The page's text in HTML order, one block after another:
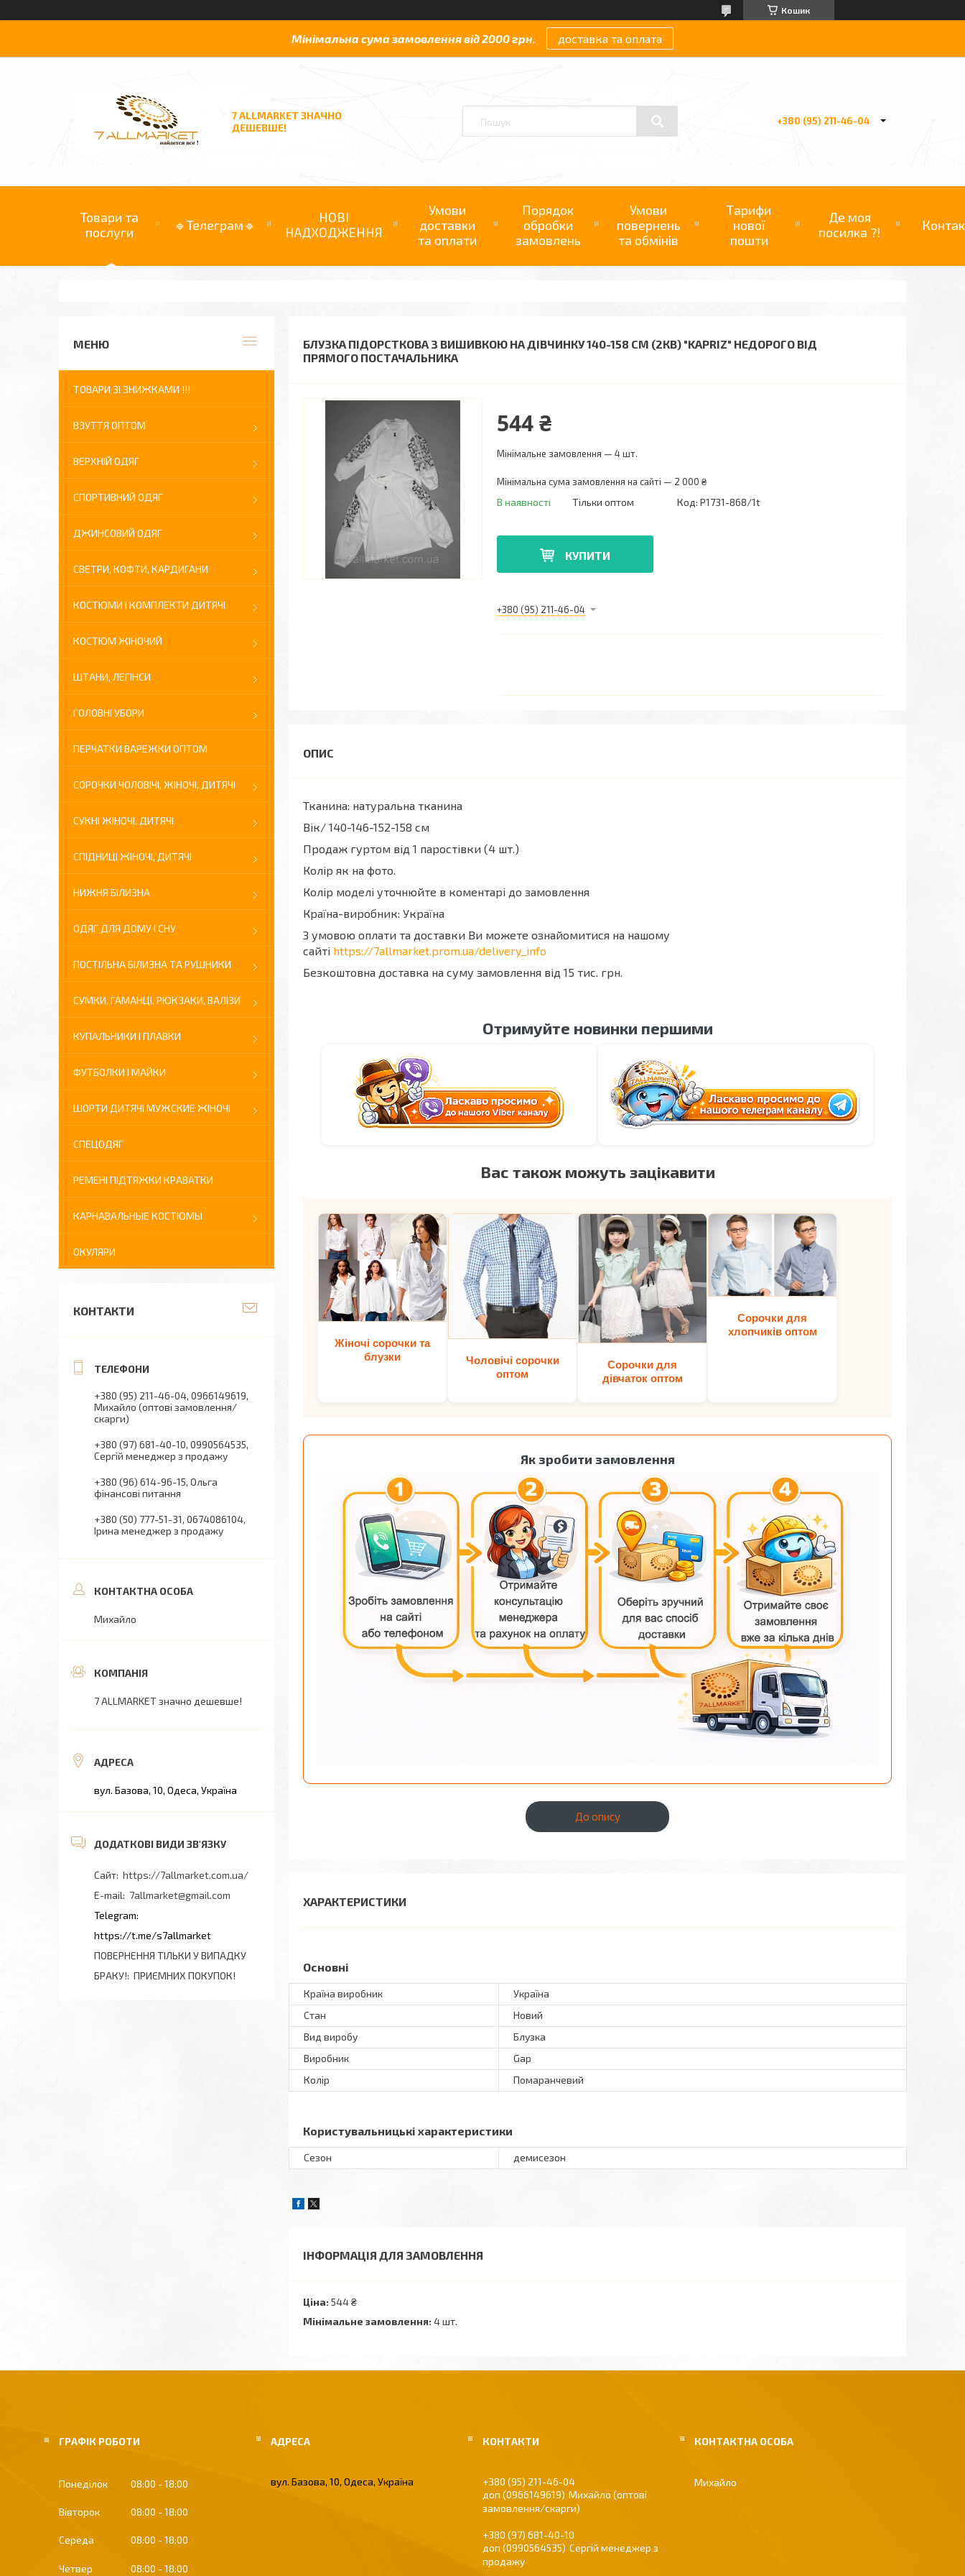
Кошик
Мінімальна сума замовлення від 2000 грн. доставка та оплата
7 ALLMARKET ЗНАЧНО
ДЕШЕВШЕ!
+380 (95) 211-46-04
Товари та
послуги
🔹Телеграм🔹
НОВІ
НАДХОДЖЕННЯ
Умови
доставки
та оплати
Порядок
обробки
замовлень
Умови
повернень
та обмінів
Тарифи
нової
пошти
Де моя
посилка ?!
БЛУЗКА ПІДОРСТКОВА З ВИШИВКОЮ НА ДІВЧИНКУ 140-158 СМ (2КВ) "KAPRIZ" НЕДОРОГО ВІД
ПРЯМОГО ПОСТАЧАЛЬНИКА
544 ₴
Мінімальне замовлення — 4 шт.
Мінімальна сума замовлення на сайті — 2 000 ₴
В наявності Тільки оптом Код: P1731-868/1t
КУПИТИ
+380 (95) 211-46-04
Тканина: натуральна тканина
Вік/ 140-146-152-158 см
Продаж гуртом від 1 паростівки (4 шт.)
Колір як на фото.
Колір моделі уточнюйте в коментарі до замовлення
Країна-виробник: Україна
З умовою оплати та доставки Ви можете ознайомитися на нашому
сайті https://7allmarket.prom.ua/delivery_info
Безкоштовна доставка на суму замовлення від 15 тис. грн.
Отримуйте новинки першими
Вас також можуть зацікавити
Жіночі сорочки та
блузки
Чоловічі сорочки
оптом
Сорочки для
дівчаток оптом
Сорочки для
хлопчиків оптом
Як зробити замовлення
До опису
ХАРАКТЕРИСТИКИ
Основні
Країна виробник
Україна
Стан
Новий
Вид виробу
Блузка
Виробник
Gap
Колір
Помаранчевий
Користувальницькі характеристики
Сезон демисезон
ІНФОРМАЦІЯ ДЛЯ ЗАМОВЛЕННЯ
Ціна: 544 ₴
Мінімальне замовлення: 4 шт.
ТОВАРИ ЗІ ЗНИЖКАМИ !!!
ВЗУТТЯ ОПТОМ
ВЕРХНІЙ ОДЯГ
СПОРТИВНИЙ ОДЯГ
ДЖИНСОВИЙ ОДЯГ
СВЕТРИ, КОФТИ, КАРДИГАНИ
КОСТЮМИ І КОМПЛЕКТИ ДИТЯЧІ
КОСТЮМ ЖІНОЧИЙ
ШТАНИ, ЛЕГІНСИ
ГОЛОВНІ УБОРИ
ПЕРЧАТКИ ВАРЕЖКИ ОПТОМ
СОРОЧКИ ЧОЛОВІЧІ, ЖІНОЧІ, ДИТЯЧІ
СУКНІ ЖІНОЧІ, ДИТЯЧІ
СПІДНИЦІ ЖІНОЧІ, ДИТЯЧІ
НИЖНЯ БІЛИЗНА
ОДЯГ ДЛЯ ДОМУ І СНУ
ПОСТІЛЬНА БІЛИЗНА ТА РУШНИКИ
СУМКИ, ГАМАНЦІ, РЮКЗАКИ, ВАЛІЗИ
КУПАЛЬНИКИ І ПЛАВКИ
ФУТБОЛКИ І МАЙКИ
ШОРТИ ДИТЯЧІ МУЖСКИЕ ЖІНОЧІ
СПЕЦОДЯГ
РЕМЕНІ ПІДТЯЖКИ КРАВАТКИ
КАРНАВАЛЬНЫЕ КОСТЮМЫ
ОКУЛЯРИ
КОНТАКТИ
+380 (95) 211-46-04 0966149619
Михайло (оптові замовлення/
скарги)
+380 (97) 681-40-10 0990564535
Сергій менеджер з продажу
+380 (96) 614-96-15 Ольга
фінансові питання
+380 (50) 777-51-31 0674086104
Ірина менеджер з продажу
Михайло
7 ALLMARKET значно дешевше!
вул. Базова, 10, Одеса, Україна
https://7allmarket.com.ua/
7allmarket@gmail.com
https://t.me/s7allmarket
ПОВЕРНЕННЯ ТІЛЬКИ У ВИПАДКУ
БРАКУ! ПРИЄМНИХ ПОКУПОК!
ГРАФІК РОБОТИ
Понеділок 08:00 18:00
Вівторок 08:00 18:00
Середа 08:00 18:00
Четвер 08:00 18:00
вул. Базова, 10, Одеса, Україна
+380 (95) 211-46-04
0966149619
Михайло (оптові
замовлення/скарги)
+380 (97) 681-40-10
0990564535
Сергій менеджер з
продажу
Михайло